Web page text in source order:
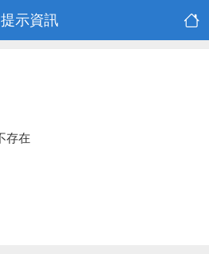
提示資訊
存在